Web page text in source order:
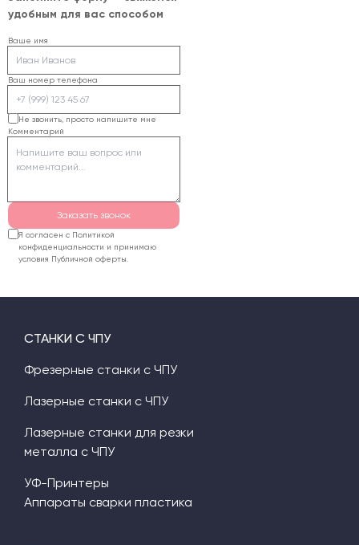
траектории
необходимость 3D-
обработки, объем
производства и способ
фиксации. Затем
подбирают рабочее
поле, ход оси Z,
мощность шпинделя,
стол и систему
аспирации.
удобным для вас способом
Ваше имя
Ваш номер телефона
Не звонить, просто напишите мне
Комментарий
Заказать звонок
Я согласен с Политикой
конфиденциальности и принимаю
условия Публичной оферты.
СТАНКИ С ЧПУ
Фрезерные станки с ЧПУ
Лазерные станки с ЧПУ
Лазерные станки для резки
металла с ЧПУ
УФ-Принтеры
Аппараты сварки пластика